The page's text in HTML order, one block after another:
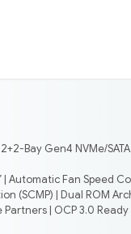
Bay Gen4 NVMe/
| Automatic Fan Speed
(SCMP) | Dual ROM
| OCP 3.0 Ready